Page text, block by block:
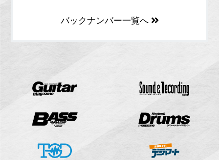
バックナンバー一覧へ